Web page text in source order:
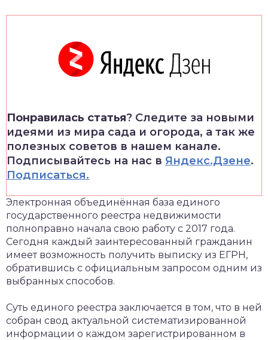
Понравилась статья? Следите за новыми
идеями из мира сада и огорода, а так же
полезных советов в нашем канале.
Подписывайтесь на нас в Яндекс.Дзене.
Подписаться.
Электронная объединённая база единого
государственного реестра недвижимости
полноправно начала свою работу с 2017 года.
Сегодня каждый заинтересованный гражданин
имеет возможность получить выписку из ЕГРН,
обратившись с официальным запросом одним из
выбранных способов.
Суть единого реестра заключается в том, что в ней
собран свод актуальной систематизированной
информации о каждом зарегистрированном в